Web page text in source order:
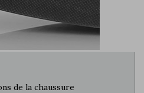
de la chaussure